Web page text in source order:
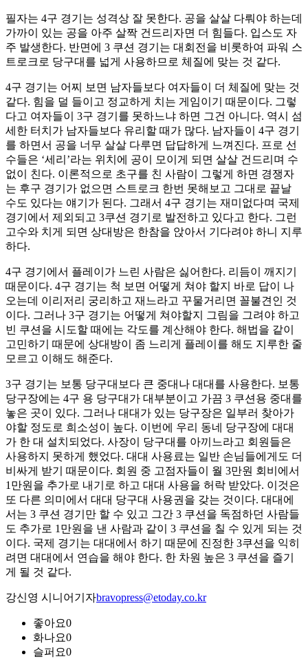
필자는 4구 경기는 성격상 잘 못한다. 공을 살살 다뤄야 하는데
가까이 있는 공을 아주 살짝 건드리자면 더 힘들다. 입스도 자
주 발생한다. 반면에 3 쿠션 경기는 대회전을 비롯하여 파워 스
트로크로 당구대를 넓게 사용하므로 체질에 맞는 것 같다.
4구 경기는 어찌 보면 남자들보다 여자들이 더 체질에 맞는 것
같다. 힘을 덜 들이고 정교하게 치는 게임이기 때문이다. 그렇
다고 여자들이 3구 경기를 못하느냐 하면 그건 아니다. 역시 섬
세한 터치가 남자들보다 유리할 때가 많다. 남자들이 4구 경기
를 하면서 공을 너무 살살 다루면 답답하게 느껴진다. 프로 선
수들은 ‘세리’라는 위치에 공이 모이게 되면 살살 건드리며 수
없이 친다. 이론적으로 초구를 친 사람이 그렇게 하면 경쟁자
는 후구 경기가 없으면 스트로크 한번 못해보고 그대로 끝날
수도 있다는 얘기가 된다. 그래서 4구 경기는 재미없다며 국제
경기에서 제외되고 3쿠션 경기로 발전하고 있다고 한다. 그런
고수와 치게 되면 상대방은 한참을 앉아서 기다려야 하니 지루
하다.
4구 경기에서 플레이가 느린 사람은 싫어한다. 리듬이 깨지기
때문이다. 4구 경기는 척 보면 어떻게 쳐야 할지 바로 답이 나
오는데 이리저리 궁리하고 재느라고 꾸물거리면 꼴불견인 것
이다. 그러나 3구 경기는 어떻게 쳐야할지 그림을 그려야 하고
빈 쿠션을 시도할 때에는 각도를 계산해야 한다. 해법을 같이
고민하기 때문에 상대방이 좀 느리게 플레이를 해도 지루한 줄
모르고 이해도 해준다.
3구 경기는 보통 당구대보다 큰 중대나 대대를 사용한다. 보통
당구장에는 4구 용 당구대가 대부분이고 가끔 3 쿠션용 중대를
놓은 곳이 있다. 그러나 대대가 있는 당구장은 일부러 찾아가
야할 정도로 희소성이 높다. 이번에 우리 동네 당구장에 대대
가 한 대 설치되었다. 사장이 당구대를 아끼느라고 회원들은
사용하지 못하게 했었다. 대대 사용료는 일반 손님들에게도 더
비싸게 받기 때문이다. 회원 중 고점자들이 월 3만원 회비에서
1만원을 추가로 내기로 하고 대대 사용을 허락 받았다. 이것은
또 다른 의미에서 대대 당구대 사용권을 갖는 것이다. 대대에
서는 3 쿠션 경기만 할 수 있고 그간 3 쿠션을 독점하던 사람들
도 추가로 1만원을 낸 사람과 같이 3 쿠션을 칠 수 있게 되는 것
이다. 국제 경기는 대대에서 하기 때문에 진정한 3쿠션을 익히
려면 대대에서 연습을 해야 한다. 한 차원 높은 3 쿠션을 즐기
게 될 것 같다.
강신영 시니어기자bravopress@etoday.co.kr
좋아요0
화나요0
슬퍼요0